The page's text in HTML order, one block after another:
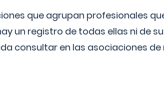
que agrupan profesionales
un registro de todas ellas ni de
consultar en las asociaciones